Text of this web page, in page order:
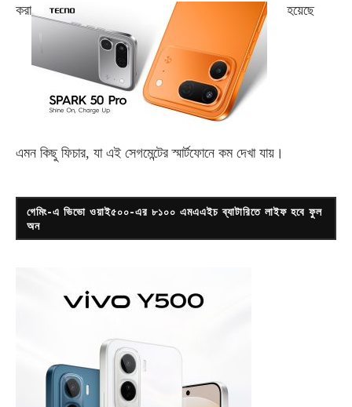
করা
হয়েছে
এমন কিছু ফিচার, যা এই সেগমেন্টের স্মার্টফোনে কম দেখা যায়।
গেমিং-এ ভিভো ওয়াই৫০০-এর ৮১০০ এমএএইচ ব্যাটারিতে লাইফ হবে ফুল
অন